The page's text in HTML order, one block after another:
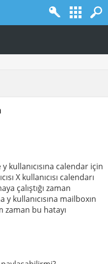
kullanıcısına calendar için
X kullanıcısı calendarı
çalıştığı zaman
y kullanıcısına mailboxın
zaman bu hatayı